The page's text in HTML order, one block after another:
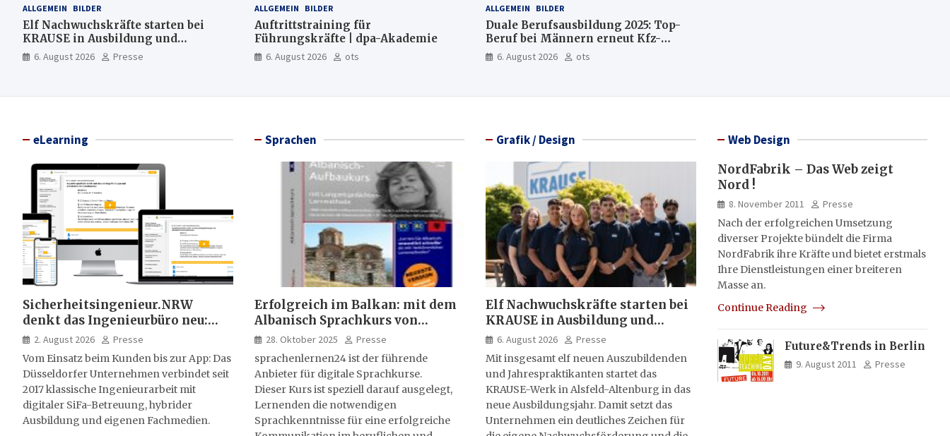
ALLGEMEIN BILDER
Elf Nachwuchskräfte starten bei
KRAUSE in Ausbildung und
Jahrespraktikum
6. August 2026 Presse
ALLGEMEIN BILDER
Auftrittstraining für
Führungskräfte | dpa-Akademie
6. August 2026 ots
ALLGEMEIN BILDER
Duale Berufsausbildung 2025: Top-
Beruf bei Männern erneut Kfz-
Mechatroniker, bei Frauen
medizinische Fachangestellte
6. August 2026 ots
eLearning
Sicherheitsingenieur.NRW
denkt das Ingenieurbüro neu:
HSE-Beratung wird digital,
hybrid und multimedial
2. August 2026
Presse
Vom Einsatz beim Kunden bis zur App: Das
Düsseldorfer Unternehmen verbindet seit
2017 klassische Ingenieurarbeit mit
digitaler SiFa-Betreuung, hybrider
Ausbildung und eigenen Fachmedien.
Sprachen
Erfolgreich im Balkan: mit dem
Albanisch Sprachkurs von
sprachenlernen24
28. Oktober 2025
Presse
sprachenlernen24 ist der führende
Anbieter für digitale Sprachkurse.
Dieser Kurs ist speziell darauf ausgelegt,
Lernenden die notwendigen
Sprachkenntnisse für eine erfolgreiche
Grafik / Design
Elf Nachwuchskräfte starten bei
KRAUSE in Ausbildung und
Jahrespraktikum
6. August 2026
Presse
Mit insgesamt elf neuen Auszubildenden
und Jahrespraktikanten startet das
KRAUSE-Werk in Alsfeld-Altenburg in das
neue Ausbildungsjahr. Damit setzt das
Unternehmen ein deutliches Zeichen für
Web Design
NordFabrik – Das Web zeigt
Nord !
8. November 2011
Presse
Nach der erfolgreichen Umsetzung
diverser Projekte bündelt die Firma
NordFabrik ihre Kräfte und bietet erstmals
Ihre Dienstleistungen einer breiteren
Masse an.
Continue Reading
Future&Trends in Berlin
9. August 2011 Presse